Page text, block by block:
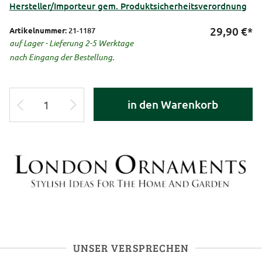
Hersteller/Importeur gem. Produktsicherheitsverordnung
Artikelnummer: 21-1187
auf Lager - Lieferung 2-5 Werktage
nach Eingang der Bestellung.
29,90 €*
in den Warenkorb
UNSER VERSPRECHEN